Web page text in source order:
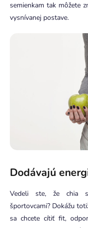
semienkam tak môžete
vysnívanej postave.
Dodávajú
Vedeli ste, že chia
športovcami? Dokážu
sa chcete cítiť fit,